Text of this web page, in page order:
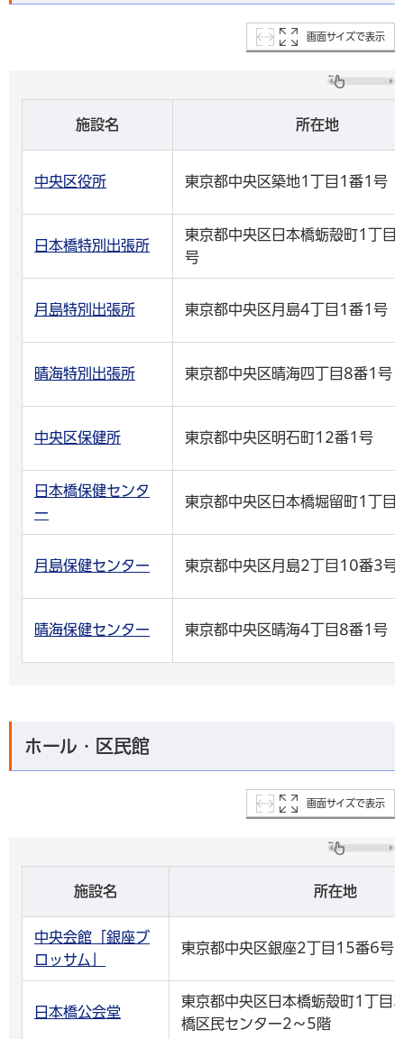
画面サイズで表示
施設名 所在地
中央区役所 東京都中央区築地1丁目1番1号
日本橋特別出張所
東京都中央区日本橋蛎殻町1丁
号
月島特別出張所 東京都中央区月島4丁目1番1号
晴海特別出張所 東京都中央区晴海四丁目8番1号
中央区保健所 東京都中央区明石町12番1号
日本橋保健センタ
ー
東京都中央区日本橋堀留町1丁目
月島保健センター 東京都中央区月島2丁目10番3号
晴海保健センター 東京都中央区晴海4丁目8番1号
ホール・区民館
画面サイズで表示
施設名 所在地
中央会館「銀座ブ
ロッサム」
東京都中央区銀座2丁目15番6号
日本橋公会堂
東京都中央区日本橋蛎殻町1丁目
橋区民センター2～5階